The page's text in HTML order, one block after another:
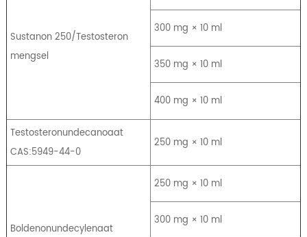
Sustanon 250/Testosteron
mengsel
300 mg × 10 ml
350 mg × 10 ml
400 mg × 10 ml
Testosteronundecanoaat
CAS:5949-44-0
250 mg × 10 ml
Boldenonundecylenaat
250 mg × 10 ml
300 mg × 10 ml